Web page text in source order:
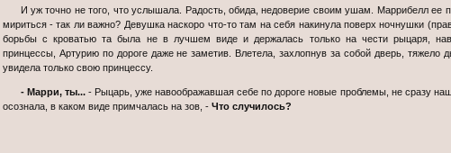
И уж точно не того, что услышала. Радость, обида, недоверие своим ушам. Маррибелл ее позвала сама! А ссориться или
мириться - так ли важно? Девушка наскоро что-то там на себя накинула поверх ночнушки
борьбы с кроватью та была не в лучшем виде и держалась только на чести рыцаря,
принцессы, Артурию по дороге даже не заметив. Влетела, захлопнув за собой дверь, тяжело
увидела только свою принцессу.
- Марри, ты...- Рыцарь, уже навоображавшая себе по дороге новые проблемы, не сразу
осознала, в каком виде примчалась на зов, - Что случилось?